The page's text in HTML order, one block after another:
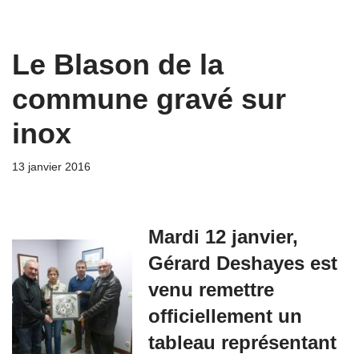
Le Blason de la
commune gravé sur
inox
13 janvier 2016
Mardi 12 janvier,
Gérard Deshayes est
venu remettre
officiellement un
tableau représentant